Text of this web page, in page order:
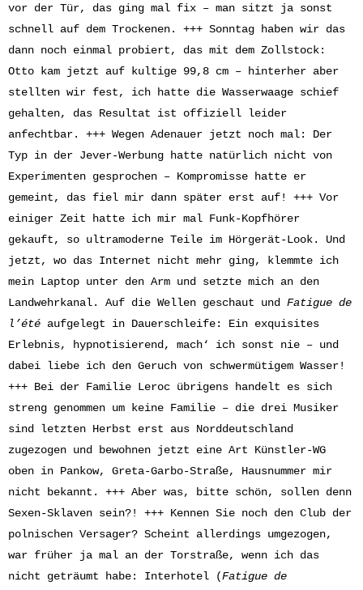
vor der Tür, das ging mal fix – man sitzt ja sonst
schnell auf dem Trockenen. +++ Sonntag haben wir das
dann noch einmal probiert, das mit dem Zollstock:
Otto kam jetzt auf kultige 99,8 cm – hinterher aber
stellten wir fest, ich hatte die Wasserwaage schief
gehalten, das Resultat ist offiziell leider
anfechtbar. +++ Wegen Adenauer jetzt noch mal: Der
Typ in der Jever-Werbung hatte natürlich nicht von
Experimenten gesprochen – Kompromisse hatte er
gemeint, das fiel mir dann später erst auf! +++ Vor
einiger Zeit hatte ich mir mal Funk-Kopfhörer
gekauft, so ultramoderne Teile im Hörgerät-Look. Und
jetzt, wo das Internet nicht mehr ging, klemmte ich
mein Laptop unter den Arm und setzte mich an den
Landwehrkanal. Auf die Wellen geschaut und Fatigue de
l’été aufgelegt in Dauerschleife: Ein exquisites
Erlebnis, hypnotisierend, mach‘ ich sonst nie – und
dabei liebe ich den Geruch von schwermütigem Wasser!
+++ Bei der Familie Leroc übrigens handelt es sich
streng genommen um keine Familie – die drei Musiker
sind letzten Herbst erst aus Norddeutschland
zugezogen und bewohnen jetzt eine Art Künstler-WG
oben in Pankow, Greta-Garbo-Straße, Hausnummer mir
nicht bekannt. +++ Aber was, bitte schön, sollen denn
Sexen-Sklaven sein?! +++ Kennen Sie noch den Club der
polnischen Versager? Scheint allerdings umgezogen,
war früher ja mal an der Torstraße, wenn ich das
nicht geträumt habe: Interhotel (Fatigue de